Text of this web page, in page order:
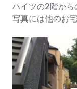
ハイツの2階から
写真には他のお